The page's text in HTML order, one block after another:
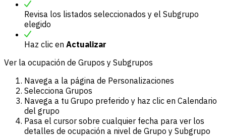
Revisa los listados seleccionados y el Subgrupo
elegido
Haz clic en Actualizar
Ver la ocupación de Grupos y Subgrupos
Navega a la página de Personalizaciones
Selecciona Grupos
Navega a tu Grupo preferido y haz clic en Calendario
del grupo
Pasa el cursor sobre cualquier fecha para ver los
detalles de ocupación a nivel de Grupo y Subgrupo